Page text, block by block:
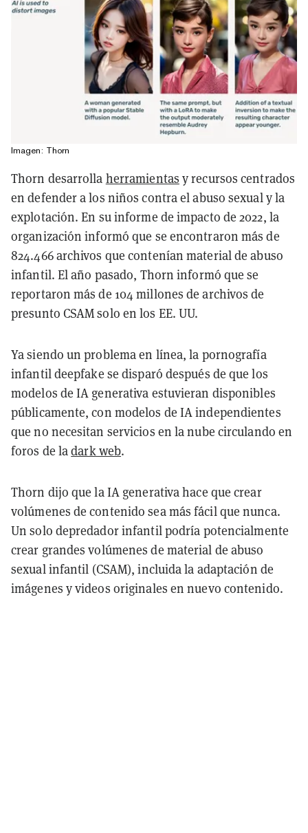
Imagen: Thorn
Thorn desarrolla herramientas y recursos centrados
en defender a los niños contra el abuso sexual y la
explotación. En su informe de impacto de 2022, la
organización informó que se encontraron más de
824.466 archivos que contenían material de abuso
infantil. El año pasado, Thorn informó que se
reportaron más de 104 millones de archivos de
presunto CSAM solo en los EE. UU.
Ya siendo un problema en línea, la pornografía
infantil deepfake se disparó después de que los
modelos de IA generativa estuvieran disponibles
públicamente, con modelos de IA independientes
que no necesitan servicios en la nube circulando en
foros de ladark web.
Thorn dijo que la IA generativa hace que crear
volúmenes de contenido sea más fácil que nunca.
Un solo depredador infantil podría potencialmente
crear grandes volúmenes de material de abuso
sexual infantil (CSAM), incluida la adaptación de
imágenes y videos originales en nuevo contenido.